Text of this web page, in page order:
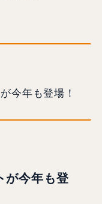
今年も登場！
が今年も登